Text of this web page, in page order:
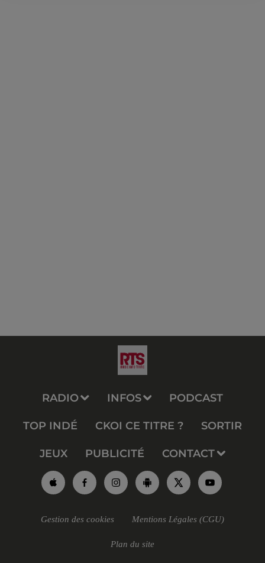
RADIO INFOS PODCAST
TOP INDÉ CKOI CE TITRE ? SORTIR
JEUX PUBLICITÉ CONTACT
Gestion des cookies Mentions Légales (CGU)
Plan du site